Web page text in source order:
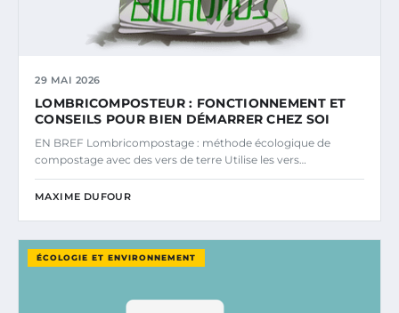
29 MAI 2026
LOMBRICOMPOSTEUR : FONCTIONNEMENT ET
CONSEILS POUR BIEN DÉMARRER CHEZ SOI
EN BREF Lombricompostage : méthode écologique de
compostage avec des vers de terre Utilise les vers…
MAXIME DUFOUR
ÉCOLOGIE ET ENVIRONNEMENT